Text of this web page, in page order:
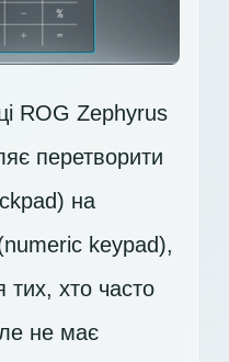
ROG Zephyrus
перетворити
на
keypad),
хто часто
не має